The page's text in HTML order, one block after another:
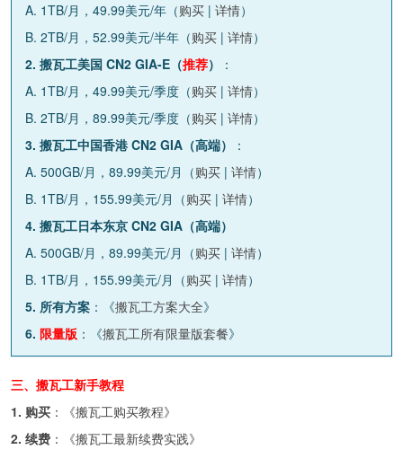
A. 1TB/月，49.99美元/年（购买 | 详情）
B. 2TB/月，52.99美元/半年（购买 | 详情）
2. 搬瓦工美国 CN2 GIA-E（推荐）
：
A. 1TB/月，49.99美元/季度（购买 | 详情）
B. 2TB/月，89.99美元/季度（购买 | 详情）
3. 搬瓦工中国香港 CN2 GIA（高端）
：
A. 500GB/月，89.99美元/月（购买 | 详情）
B. 1TB/月，155.99美元/月（购买 | 详情）
4. 搬瓦工日本东京 CN2 GIA（高端）
A. 500GB/月，89.99美元/月（购买 | 详情）
B. 1TB/月，155.99美元/月（购买 | 详情）
5. 所有方案 ：《搬瓦工方案大全》
6. 限量版 ：《搬瓦工所有限量版套餐》
三、搬瓦工新手教程
1. 购买 ：《搬瓦工购买教程》
2. 续费 ：《搬瓦工最新续费实践》